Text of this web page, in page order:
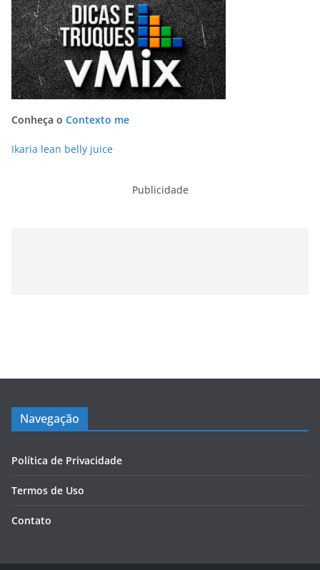
Conheça o Contexto me
Ikaria lean belly juice
Publicidade
Navegação
Política de Privacidade
Termos de Uso
Contato